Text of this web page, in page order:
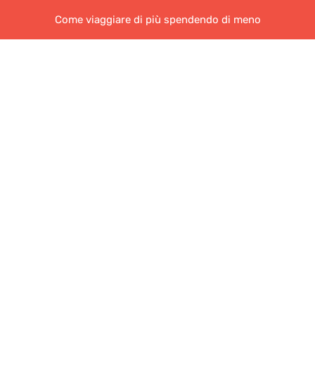
Come viaggiare di più spendendo di meno